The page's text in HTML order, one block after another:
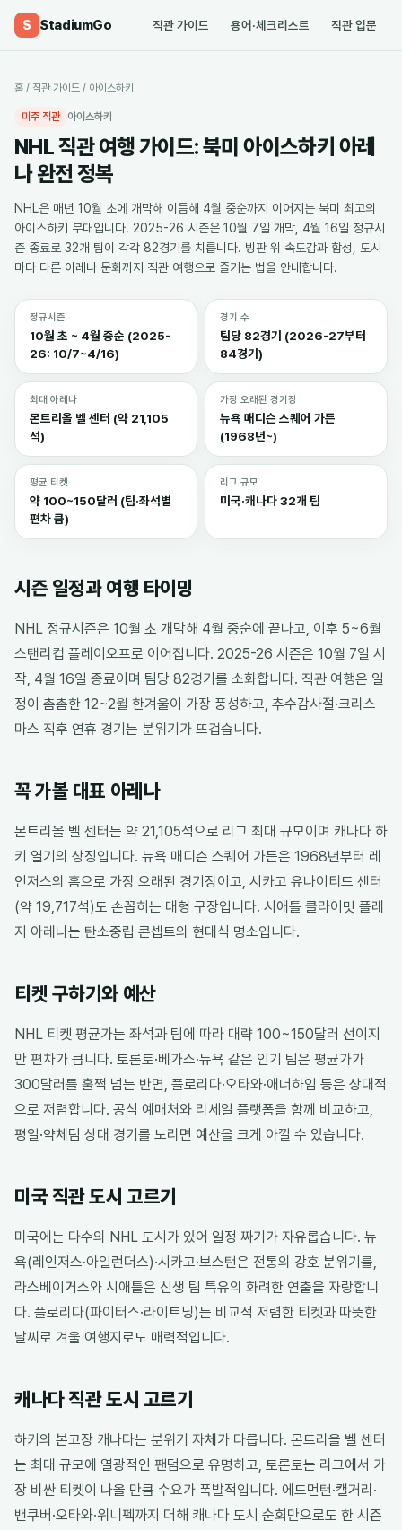
S StadiumGo 직관 가이드 용어·체크리스트 직관 입문
홈 / 직관 가이드 / 아이스하키
미주 직관 아이스하키
NHL 직관 여행 가이드: 북미 아이스하키 아레
나 완전 정복
NHL은 매년 10월 초에 개막해 이듬해 4월 중순까지 이어지는 북미 최고의
아이스하키 무대입니다. 2025-26 시즌은 10월 7일 개막, 4월 16일 정규시
즌 종료로 32개 팀이 각각 82경기를 치릅니다. 빙판 위 속도감과 함성, 도시
마다 다른 아레나 문화까지 직관 여행으로 즐기는 법을 안내합니다.
정규시즌
10월 초 ~ 4월 중순 (2025-
26: 10/7~4/16)
경기 수
팀당 82경기 (2026-27부터
84경기)
최대 아레나
몬트리올 벨 센터 (약 21,105
석)
가장 오래된 경기장
뉴욕 매디슨 스퀘어 가든
(1968년~)
평균 티켓
약 100~150달러 (팀·좌석별
편차 큼)
리그 규모
미국·캐나다 32개 팀
시즌 일정과 여행 타이밍
NHL 정규시즌은 10월 초 개막해 4월 중순에 끝나고, 이후 5~6월
스탠리컵 플레이오프로 이어집니다. 2025-26 시즌은 10월 7일 시
작, 4월 16일 종료이며 팀당 82경기를 소화합니다. 직관 여행은 일
정이 촘촘한 12~2월 한겨울이 가장 풍성하고, 추수감사절·크리스
마스 직후 연휴 경기는 분위기가 뜨겁습니다.
꼭 가볼 대표 아레나
몬트리올 벨 센터는 약 21,105석으로 리그 최대 규모이며 캐나다 하
키 열기의 상징입니다. 뉴욕 매디슨 스퀘어 가든은 1968년부터 레
인저스의 홈으로 가장 오래된 경기장이고, 시카고 유나이티드 센터
(약 19,717석)도 손꼽히는 대형 구장입니다. 시애틀 클라이밋 플레
지 아레나는 탄소중립 콘셉트의 현대식 명소입니다.
티켓 구하기와 예산
NHL 티켓 평균가는 좌석과 팀에 따라 대략 100~150달러 선이지
만 편차가 큽니다. 토론토·베가스·뉴욕 같은 인기 팀은 평균가가
300달러를 훌쩍 넘는 반면, 플로리다·오타와·애너하임 등은 상대적
으로 저렴합니다. 공식 예매처와 리세일 플랫폼을 함께 비교하고,
평일·약체팀 상대 경기를 노리면 예산을 크게 아낄 수 있습니다.
미국 직관 도시 고르기
미국에는 다수의 NHL 도시가 있어 일정 짜기가 자유롭습니다. 뉴
욕(레인저스·아일런더스)·시카고·보스턴은 전통의 강호 분위기를,
라스베이거스와 시애틀은 신생 팀 특유의 화려한 연출을 자랑합니
다. 플로리다(파이터스·라이트닝)는 비교적 저렴한 티켓과 따뜻한
날씨로 겨울 여행지로도 매력적입니다.
캐나다 직관 도시 고르기
하키의 본고장 캐나다는 분위기 자체가 다릅니다. 몬트리올 벨 센터
는 최대 규모에 열광적인 팬덤으로 유명하고, 토론토는 리그에서 가
장 비싼 티켓이 나올 만큼 수요가 폭발적입니다. 에드먼턴·캘거리·
밴쿠버·오타와·위니펙까지 더해 캐나다 도시 순회만으로도 한 시즌